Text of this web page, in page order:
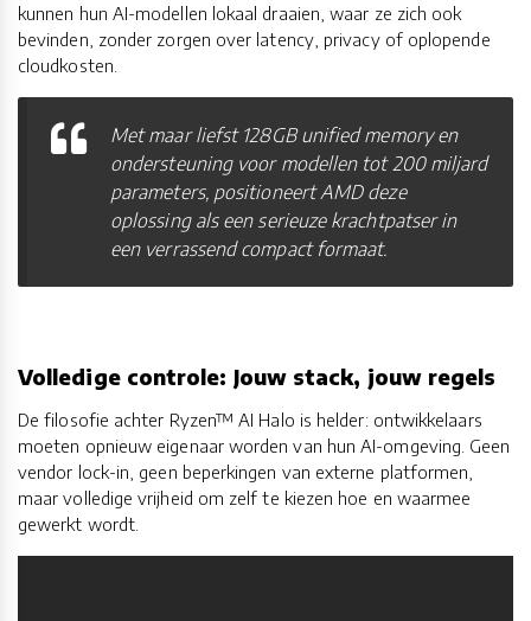
kunnen hun AI-modellen lokaal draaien, waar ze zich ook
bevinden, zonder zorgen over latency, privacy of oplopende
cloudkosten.
Met maar liefst 128GB unified memory en
ondersteuning voor modellen tot 200 miljard
parameters, positioneert AMD deze
oplossing als een serieuze krachtpatser in
een verrassend compact formaat.
Volledige controle: Jouw stack, jouw regels
De filosofie achter Ryzen™ AI Halo is helder: ontwikkelaars
moeten opnieuw eigenaar worden van hun AI-omgeving. Geen
vendor lock-in, geen beperkingen van externe platformen,
maar volledige vrijheid om zelf te kiezen hoe en waarmee
gewerkt wordt.